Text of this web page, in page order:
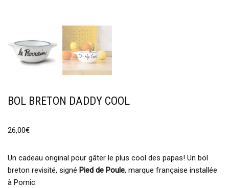
BOL BRETON DADDY COOL
26,00€
Un cadeau original pour gâter le plus cool des papas! Un bol
breton revisité, signé Pied de Poule, marque française installée
à Pornic.